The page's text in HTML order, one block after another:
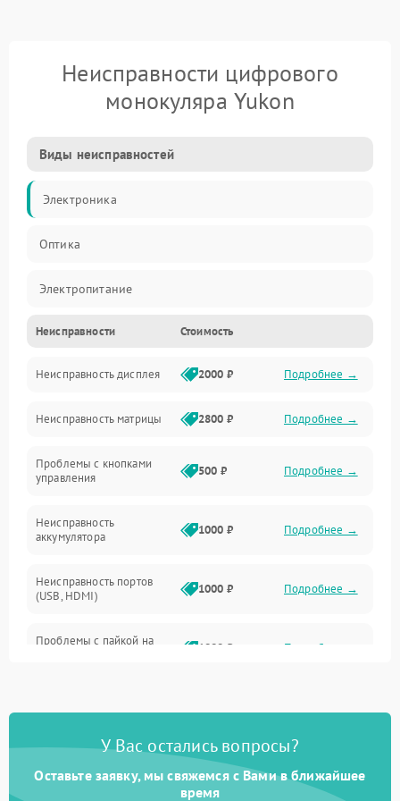
Неисправности цифрового
монокуляра Yukon
Виды неисправностей
Электроника
Оптика
Электропитание
Видео
ПО
Управление
Механические повреждения
Неисправности Стоимость
Неисправность дисплея 2000 ₽ Подробнее →
Неисправность матрицы 2800 ₽ Подробнее →
Проблемы с кнопками
управления
500 ₽ Подробнее →
Неисправность
аккумулятора
1000 ₽ Подробнее →
Неисправность портов
(USB, HDMI)
1000 ₽ Подробнее →
Проблемы с пайкой на
1000 ₽ Подробнее →
процессора
Повреждение внутренних
проводов
500 ₽
У Вас остались вопросы?
Оставьте заявку, мы свяжемся с Вами в ближайшее
время